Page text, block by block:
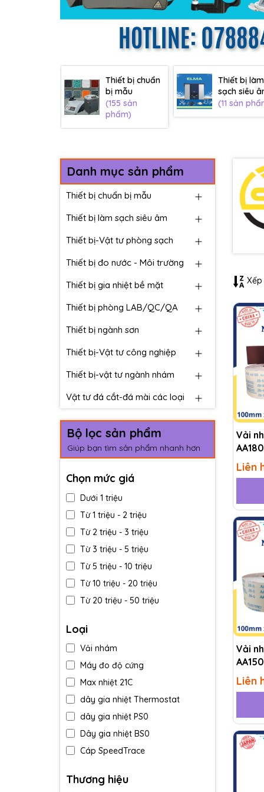
Thiết bị chuẩn
bị mẫu
(155 sản
phẩm)
Thiết bị làm
sạch siêu
(11 sản
Danh mục sản phẩm
Thiết bị chuẩn bị mẫu
Thiết bị làm sạch siêu âm
Thiết bị-Vật tư phòng sạch
Thiết bị đo nước - Môi trường
Thiết bị gia nhiệt bề mặt
Thiết bị phòng LAB/QC/QA
Thiết bị ngành sơn
Thiết bị-Vật tư công nghiệp
Thiết bị-vật tư ngành nhám
Vật tư đá cắt-đá mài các loại
Bộ lọc sản phẩm
Giúp bạn tìm sản phẩm nhanh hơn
Chọn mức giá
Dưới 1 triệu
Từ 1 triệu - 2 triệu
Từ 2 triệu - 3 triệu
Từ 3 triệu - 5 triệu
Từ 5 triệu - 10 triệu
Từ 10 triệu - 20 triệu
Từ 20 triệu - 50 triệu
Loại
Vải nhám
Máy đo độ cứng
Max nhiệt 21C
dây gia nhiệt Thermostat
dây gia nhiệt PS0
Dây gia nhiệt BS0
Cáp SpeedTrace
Tất phòng sạch
Thương hiệu
Vải
AA180
Liên
Vải
AA150
Liên